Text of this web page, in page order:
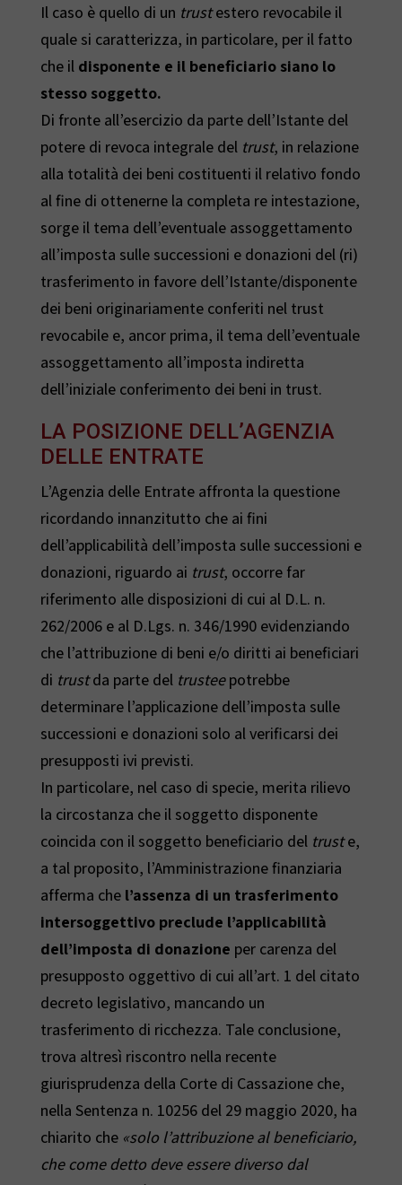
Il caso è quello di un trustestero revocabile il
quale si caratterizza, in particolare, per il fatto
che il disponente e il beneficiario siano lo
stesso soggetto.
Di fronte all’esercizio da parte dell’Istante del
potere di revoca integrale del trust, in relazione
alla totalità dei beni costituenti il relativo fondo
al fine di ottenerne la completa re intestazione,
sorge il tema dell’eventuale assoggettamento
all’imposta sulle successioni e donazioni del (ri)
trasferimento in favore dell’Istante/disponente
dei beni originariamente conferiti nel trust
revocabile e, ancor prima, il tema dell’eventuale
assoggettamento all’imposta indiretta
dell’iniziale conferimento dei beni in trust.
LA POSIZIONE DELL’AGENZIA
DELLE ENTRATE
L’Agenzia delle Entrate affronta la questione
ricordando innanzitutto che ai fini
dell’applicabilità dell’imposta sulle successioni e
donazioni, riguardo ai trust, occorre far
riferimento alle disposizioni di cui al D.L. n.
262/2006 e al D.Lgs. n. 346/1990 evidenziando
che l’attribuzione di beni e/o diritti ai beneficiari
di trustda parte del trusteepotrebbe
determinare l’applicazione dell’imposta sulle
successioni e donazioni solo al verificarsi dei
presupposti ivi previsti.
In particolare, nel caso di specie, merita rilievo
la circostanza che il soggetto disponente
coincida con il soggetto beneficiario del truste,
a tal proposito, l’Amministrazione finanziaria
afferma che l’assenza di un trasferimento
intersoggettivo preclude l’applicabilità
dell’imposta di donazione per carenza del
presupposto oggettivo di cui all’art. 1 del citato
decreto legislativo, mancando un
trasferimento di ricchezza. Tale conclusione,
trova altresì riscontro nella recente
giurisprudenza della Corte di Cassazione che,
nella Sentenza n. 10256 del 29 maggio 2020, ha
chiarito che «solo l’attribuzione al beneficiario,
che come detto deve essere diverso dal